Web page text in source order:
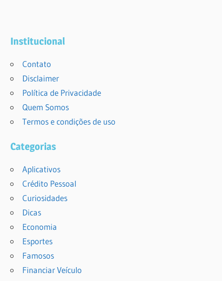
Institucional
Contato
Disclaimer
Política de Privacidade
Quem Somos
Termos e condições de uso
Categorias
Aplicativos
Crédito Pessoal
Curiosidades
Dicas
Economia
Esportes
Famosos
Financiar Veículo